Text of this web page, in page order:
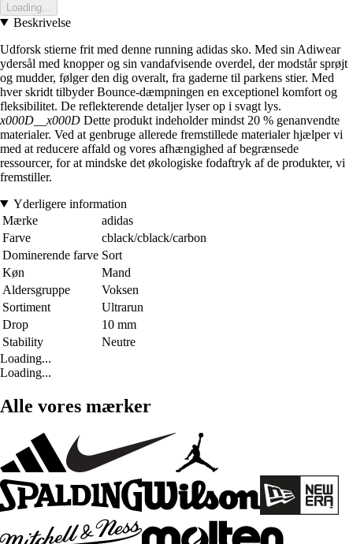
Loading...
Beskrivelse
Udforsk stierne frit med denne running adidas sko. Med sin Adiwear
ydersål med knopper og sin vandafvisende overdel, der modstår sprøjt
og mudder, følger den dig overalt, fra gaderne til parkens stier. Med
hver skridt tilbyder Bounce-dæmpningen en exceptionel komfort og
fleksibilitet. De reflekterende detaljer lyser op i svagt lys.
x000D__x000D Dette produkt indeholder mindst 20 % genanvendte
materialer. Ved at genbruge allerede fremstillede materialer hjælper vi
med at reducere affald og vores afhængighed af begrænsede
ressourcer, for at mindske det økologiske fodaftryk af de produkter, vi
fremstiller.
Yderligere information
Mærke
adidas
Farve
cblack/cblack/carbon
Dominerende farve Sort
Køn
Mand
Aldersgruppe
Voksen
Sortiment
Ultrarun
Drop
10 mm
Stability
Neutre
Loading...
Loading...
Alle vores mærker